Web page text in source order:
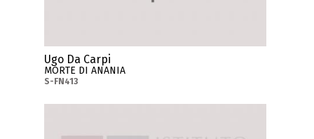
Ugo Da Carpi
MORTE DI ANANIA
S-FN413